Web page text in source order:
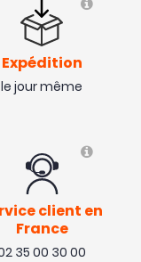
Expédition
le jour même
client en
France
35 00 30 00